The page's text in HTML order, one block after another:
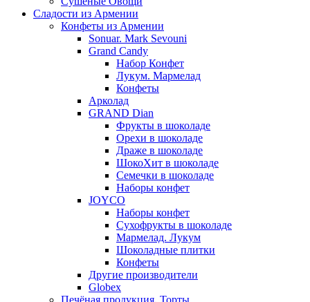
Сладости из Армении
Конфеты из Армении
Sonuar. Mark Sevouni
Grand Candy
Набор Конфет
Лукум. Мармелад
Конфеты
Арколад
GRAND Dian
Фрукты в шоколаде
Орехи в шоколаде
Драже в шоколаде
ШокоХит в шоколаде
Семечки в шоколаде
Наборы конфет
JOYCO
Наборы конфет
Сухофрукты в шоколаде
Мармелад. Лукум
Шоколадные плитки
Конфеты
Другие производители
Globex
Печёная продукция. Торты